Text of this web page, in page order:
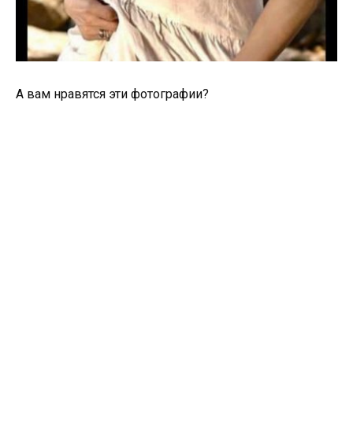
А вам нравятся эти фотографии?